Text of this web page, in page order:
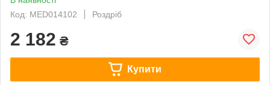
Код: MED014102
Роздріб
2 182 ₴
Купити